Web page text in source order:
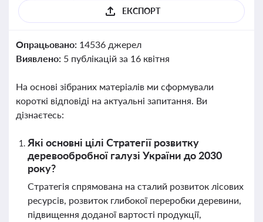
ЕКСПОРТ
Опрацьовано: 14536 джерел
Виявлено: 5 публікацій за 16 квітня
На основі зібраних матеріалів ми сформували
короткі відповіді на актуальні запитання. Ви
дізнаєтесь:
Які основні цілі Стратегії розвитку
деревообробної галузі України до 2030
року?
Стратегія спрямована на сталий розвиток лісових
ресурсів, розвиток глибокої переробки деревини,
підвищення доданої вартості продукції,